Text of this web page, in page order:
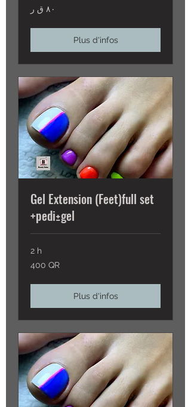
ق
٨٠ ق ر
Plus d'infos
Gel Extension (Feet)full set
+pedi±gel
2 h
QR
400 QR
Plus d'infos